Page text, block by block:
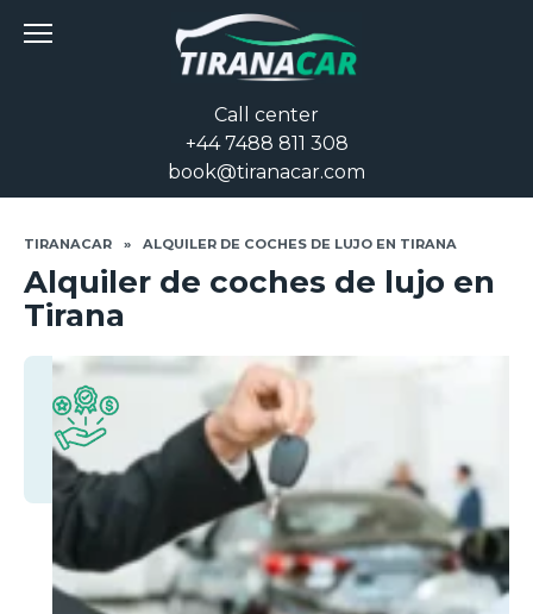
Call center
+44 7488 811 308
book@tiranacar.com
TIRANACAR » ALQUILER DE COCHES DE LUJO EN TIRANA
Alquiler de coches de lujo en
Tirana